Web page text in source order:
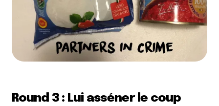
Round 3 : Lui asséner le coup